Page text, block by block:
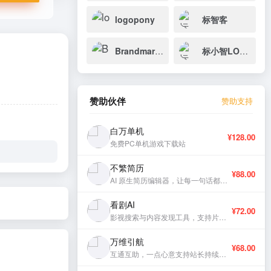
logopony 标智客
Brandmark Maker 标小智LOGO设计神器
赞助伙伴 赞助支持
白万单机
免费PC单机游戏下载站
¥128.00
不繁简历 ¥88.00
看剧AI ¥72.00
万维引航 ¥68.00